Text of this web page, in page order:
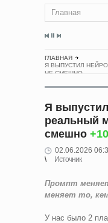
Главная
ГЛАВНАЯ
Я ВЫПУСТИЛ
НЕ СМЕШНО
Я
реальный
смешно
02.06.2026
Источник
Промпт
меняет то,
У нас было 2